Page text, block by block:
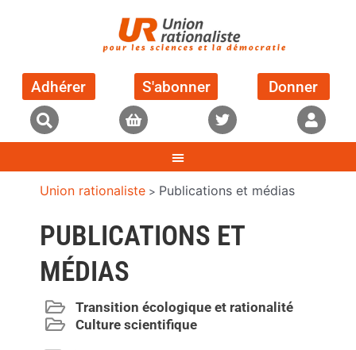
Adhérer S'abonner Donner
Union rationaliste > Publications et médias
PUBLICATIONS ET
MÉDIAS
Transition écologique et rationalité
Culture scientifique